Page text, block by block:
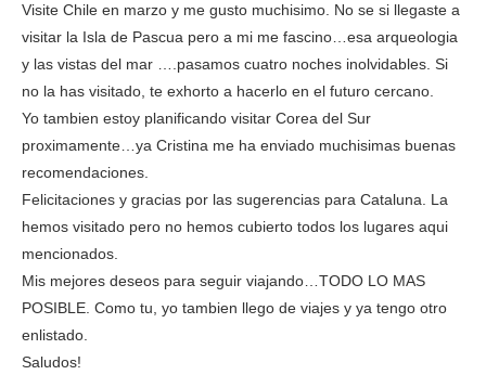
Visite Chile en marzo y me gusto muchisimo. No se si llegaste a
visitar la Isla de Pascua pero a mi me fascino…esa arqueologia
y las vistas del mar ….pasamos cuatro noches inolvidables. Si
no la has visitado, te exhorto a hacerlo en el futuro cercano.
Yo tambien estoy planificando visitar Corea del Sur
proximamente…ya Cristina me ha enviado muchisimas buenas
recomendaciones.
Felicitaciones y gracias por las sugerencias para Cataluna. La
hemos visitado pero no hemos cubierto todos los lugares aqui
mencionados.
Mis mejores deseos para seguir viajando…TODO LO MAS
POSIBLE. Como tu, yo tambien llego de viajes y ya tengo otro
enlistado.
Saludos!